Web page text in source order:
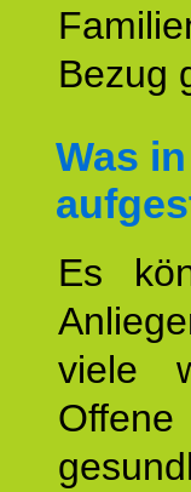
Bezug
Was
Es
viele